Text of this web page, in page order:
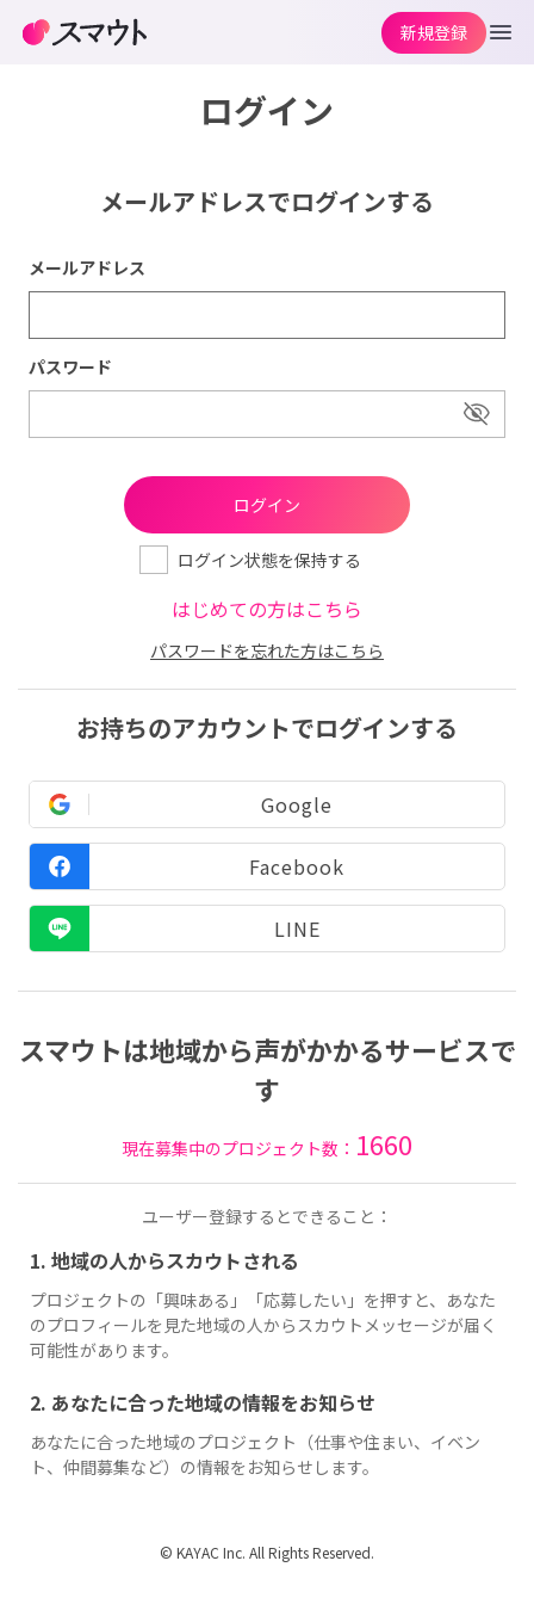
ログイン
メールアドレスでログインする
メールアドレス
パスワード
ログイン状態を保持する
はじめての方はこちら
パスワードを忘れた方はこちら
お持ちのアカウントでログインする
Google
Facebook
LINE
スマウトは地域から声がかかるサービスで
す
現在募集中のプロジェクト数： 1660
ユーザー登録するとできること：
1. 地域の人からスカウトされる
プロジェクトの「興味ある」「応募したい」を押すと、あなた
のプロフィールを見た地域の人からスカウトメッセージが届く
可能性があります。
2. あなたに合った地域の情報をお知らせ
あなたに合った地域のプロジェクト（仕事や住まい、イベン
ト、仲間募集など）の情報をお知らせします。
新規登録
© KAYAC Inc. All Rights Reserved.